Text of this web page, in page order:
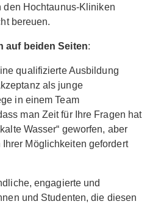
den Hochtaunus-Kliniken
bereuen.
auf beiden Seiten:
qualifizierte Ausbildung
als junge
in einem Team
man Zeit für Ihre Fragen hat
Wasser“ geworfen, aber
Möglichkeiten gefordert
engagierte und
und Studenten, die diesen